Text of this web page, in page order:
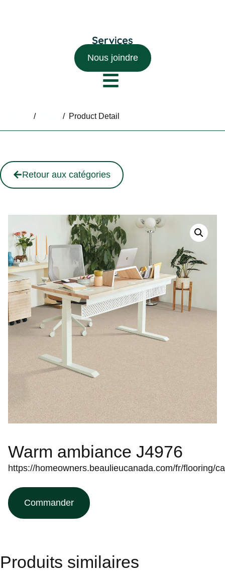
Nous joindre
/ / Product Detail
Retour aux catégories
Warm ambiance J4976
https://homeowners.beaulieucanada.com/fr/flooring/
Commander
Produits similaires